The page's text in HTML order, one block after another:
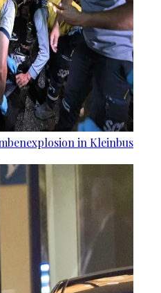
in Kleinbus